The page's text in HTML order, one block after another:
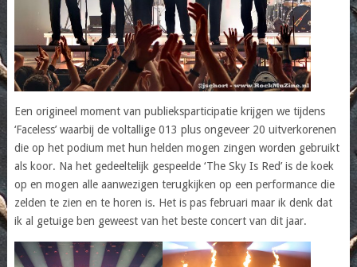
Een origineel moment van publieksparticipatie krijgen we tijdens
‘Faceless’ waarbij de voltallige 013 plus ongeveer 20 uitverkorenen
die op het podium met hun helden mogen zingen worden gebruikt
als koor. Na het gedeeltelijk gespeelde ‘The Sky Is Red’ is de koek
op en mogen alle aanwezigen terugkijken op een performance die
zelden te zien en te horen is. Het is pas februari maar ik denk dat
ik al getuige ben geweest van het beste concert van dit jaar.